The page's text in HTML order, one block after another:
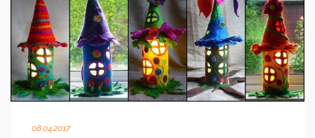
08.04.2017